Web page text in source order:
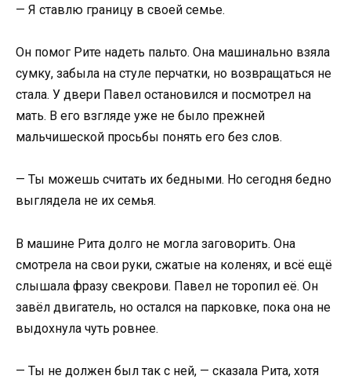
— Я ставлю границу в своей семье.
Он помог Рите надеть пальто. Она машинально взяла
сумку, забыла на стуле перчатки, но возвращаться не
стала. У двери Павел остановился и посмотрел на
мать. В его взгляде уже не было прежней
мальчишеской просьбы понять его без слов.
— Ты можешь считать их бедными. Но сегодня бедно
выглядела не их семья.
В машине Рита долго не могла заговорить. Она
смотрела на свои руки, сжатые на коленях, и всё ещё
слышала фразу свекрови. Павел не торопил её. Он
завёл двигатель, но остался на парковке, пока она не
выдохнула чуть ровнее.
— Ты не должен был так с ней, — сказала Рита, хотя